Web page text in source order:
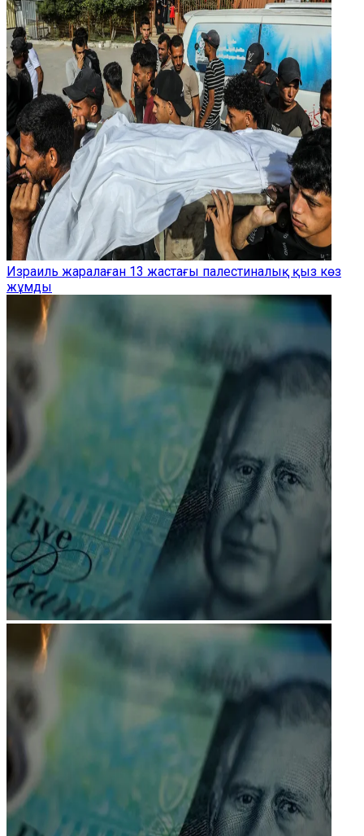
Израиль жаралаған 13 жастағы палестиналық қыз көз
жұмды